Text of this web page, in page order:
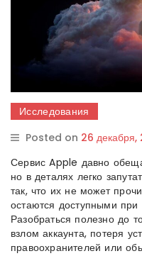
Исследования
Posted on 26 декабря,
Сервис Apple давно
но в деталях легко
так, что их не может
остаются доступными
Разобраться полезно до
взлом аккаунта, потеря
правоохранителей или